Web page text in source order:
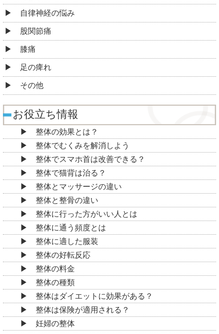
自律神経の悩み
股関節痛
膝痛
足の痺れ
その他
お役立ち情報
整体の効果とは？
整体でむくみを解消しよう
整体でスマホ首は改善できる？
整体で猫背は治る？
整体とマッサージの違い
整体と整骨の違い
整体に行った方がいい人とは
整体に通う頻度とは
整体に適した服装
整体の好転反応
整体の料金
整体の種類
整体はダイエットに効果がある？
整体は保険が適用される？
妊婦の整体